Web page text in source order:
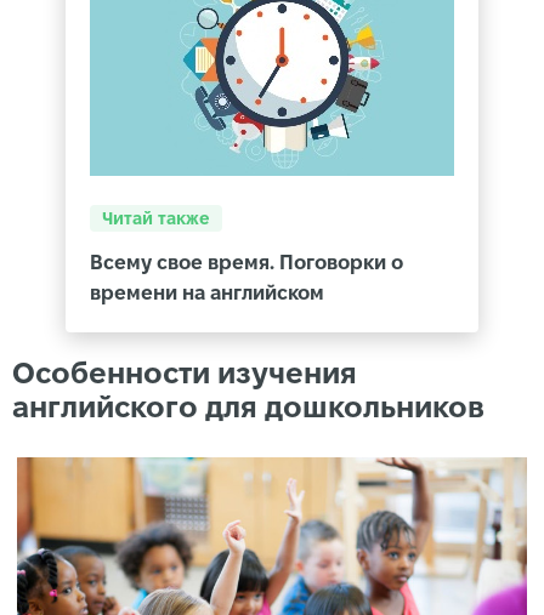
Читай также
Всему свое время. Поговорки о
времени на английском
Особенности изучения
английского для дошкольников